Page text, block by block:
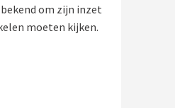
om zijn inzet
moeten kijken.